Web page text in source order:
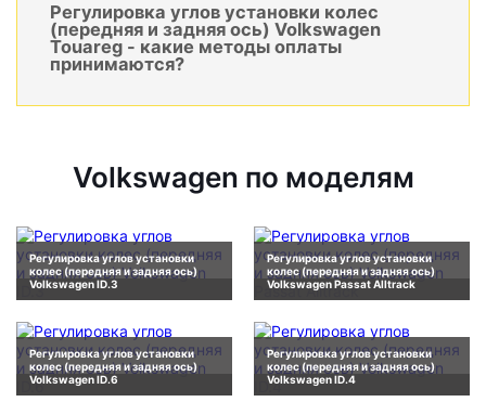
Регулировка углов установки колес
(передняя и задняя ось) Volkswagen
Touareg - какие методы оплаты
принимаются?
Volkswagen по моделям
Регулировка углов установки
колес (передняя и задняя ось)
Volkswagen ID.3
Регулировка углов установки
колес (передняя и задняя ось)
Volkswagen Passat Alltrack
Регулировка углов установки
колес (передняя и задняя ось)
Volkswagen ID.6
Регулировка углов установки
колес (передняя и задняя ось)
Volkswagen ID.4